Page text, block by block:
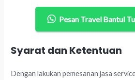
Pesan Travel Bantul
Syarat dan Ketentuan
Dengan lakukan pemesanan jasa